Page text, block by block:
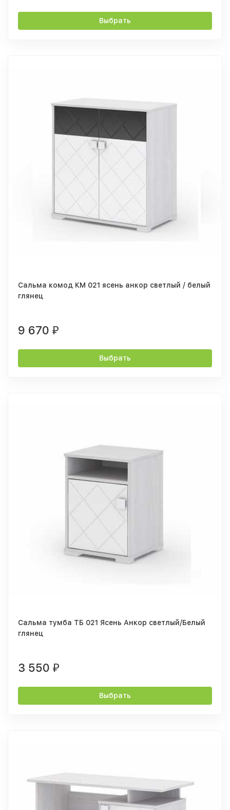
Выбрать
Сальма комод КМ 021 ясень анкор светлый / белый
глянец
9 670 ₽
Выбрать
Сальма тумба ТБ 021 Ясень Анкор светлый/Белый
глянец
3 550 ₽
Выбрать